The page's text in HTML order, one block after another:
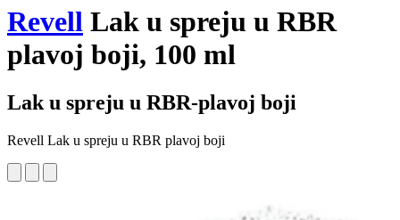
Revell Lak u spreju u RBR
plavoj boji, 100 ml
Lak u spreju u RBR-plavoj boji
Revell Lak u spreju u RBR plavoj boji